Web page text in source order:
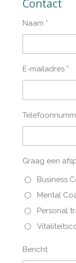
Contact
Naam *
E-mailadres *
Graag een
Business
Mental
Personal
Bericht